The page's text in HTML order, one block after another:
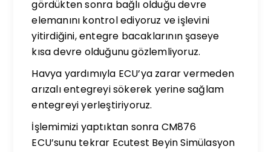
gördükten sonra bağlı olduğu devre
elemanını kontrol ediyoruz ve işlevini
yitirdiğini, entegre bacaklarının şaseye
kısa devre olduğunu gözlemliyoruz.
Havya yardımıyla ECU’ya zarar vermeden
arızalı entegreyi sökerek yerine sağlam
entegreyi yerleştiriyoruz.
İşlemimizi yaptıktan sonra CM876
ECU’sunu tekrar Ecutest Beyin Simülasyon